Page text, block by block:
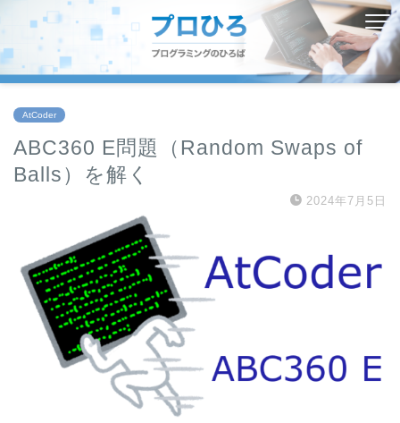
AtCoder
ABC360 E問題（Random Swaps of
Balls）を解く
2024年7月5日